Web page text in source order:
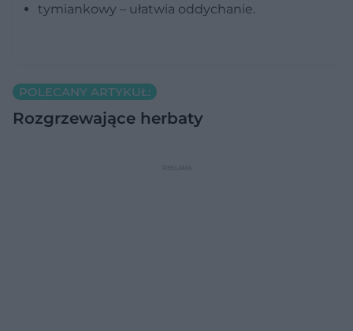
tymiankowy – ułatwia oddychanie.
POLECANY ARTYKUŁ:
Rozgrzewające herbaty